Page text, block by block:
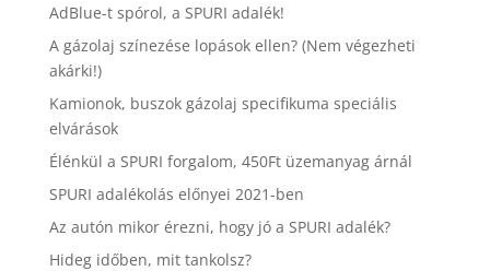
AdBlue-t spórol, a SPURI adalék!
A gázolaj színezése lopások ellen? (Nem végezheti
akárki!)
Kamionok, buszok gázolaj specifikuma speciális
elvárások
Élénkül a SPURI forgalom, 450Ft üzemanyag árnál
SPURI adalékolás előnyei 2021-ben
Az autón mikor érezni, hogy jó a SPURI adalék?
Hideg időben, mit tankolsz?